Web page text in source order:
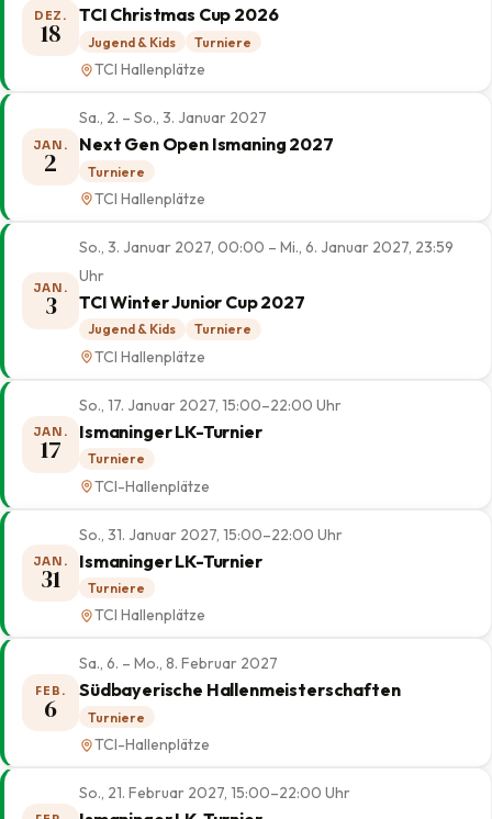
DEZ.
18
TCI Christmas Cup 2026
Jugend & Kids Turniere
TCI Hallenplätze
JAN.
2
Sa., 2. – So., 3. Januar 2027
Next Gen Open Ismaning 2027
Turniere
TCI Hallenplätze
JAN.
3
So., 3. Januar 2027, 00:00 – Mi., 6. Januar 2027, 23:59
Uhr
TCI Winter Junior Cup 2027
Jugend & Kids Turniere
TCI Hallenplätze
JAN.
17
So., 17. Januar 2027, 15:00–22:00 Uhr
Ismaninger LK-Turnier
Turniere
TCI-Hallenplätze
JAN.
31
So., 31. Januar 2027, 15:00–22:00 Uhr
Ismaninger LK-Turnier
Turniere
TCI Hallenplätze
FEB.
6
Sa., 6. – Mo., 8. Februar 2027
Südbayerische Hallenmeisterschaften
Turniere
TCI-Hallenplätze
So., 21. Februar 2027, 15:00–22:00 Uhr